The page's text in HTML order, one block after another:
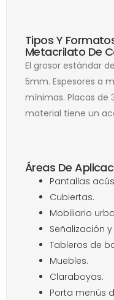
Tipos Y
Metacrilato De
El grosor estándar
5mm. Espesores a
mínimas. Placas de
material tiene un
Áreas De
Pantallas
Cubiertas.
Mobiliario
Señalización
Tableros de
Muebles.
Claraboyas.
Porta menús